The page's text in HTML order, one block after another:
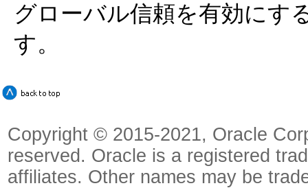
グローバル信頼を有効にす
す。
Copyright © 2015-2021, Oracle
reserved. Oracle is a registered
affiliates. Other names may be